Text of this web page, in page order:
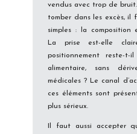
vendus avec trop de
tomber dans les excès, il
simples : la composition
La prise est-elle
positionnement reste-t-
alimentaire, sans
médicales ? Le canal
ces éléments sont
plus sérieux.
Il faut aussi accepter